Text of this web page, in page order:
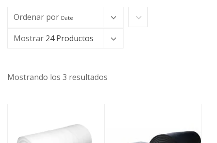
Ordenar por Date
Mostrar 24 Productos
Mostrando los 3 resultados